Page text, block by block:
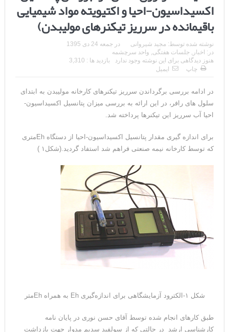
اکسیداسیون-احیا و اکتیویته مواد شیمیایی
باقیمانده در سرریز تیکنرهای مولیبدن)
نوشته شده توسط: مجید شیروانی در جمعه 24 دی 1395
در: اخبار , جلسات هفتگی, واحد سرچشمه
هنوز دیدگاهی برای این نوشته وجود ندارد
بازدید ها : 3,310
چاپ
ایمیل
در ادامه بررسی برگرداندن سرریز تیکنرهای کارخانه مولیبدن به ابتدای
سلول های رافر، در این ارائه به بررسی میزان پتانسیل اکسیداسیون-
احیا آب سرریز این تیکنرها پرداخته شد.
برای اندازه گیری مقدار پتانسیل اکسیداسیون-احیا از دستگاه Ehمتری
که توسط کارخانه نیمه صنعتی فراهم شد استفاد گردید.(شکل۱ )
شکل ۱-الکترود آزمایشگاهی برای اندازه‌گیری Eh به همراه Ehمتر
طبق کارهای انجام شده توسط آقای حسن نوری در پایان نامه
کارشناسی ارشد در حالتی که از سولفید سدیم مدوار جهت بازداشت